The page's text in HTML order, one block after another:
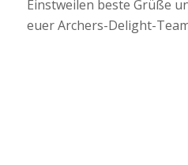
Einstweilen beste Grüße
euer Archers-Delight-